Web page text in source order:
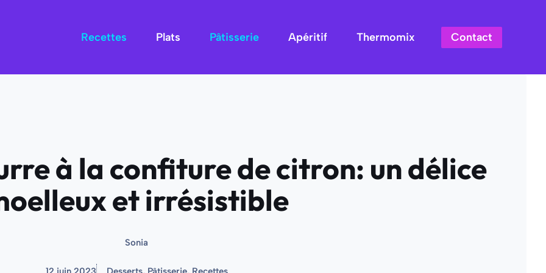
Recettes Plats Pâtisserie Apéritif Thermomix Contact
à la confiture de citron: un délice
et irrésistible
Sonia